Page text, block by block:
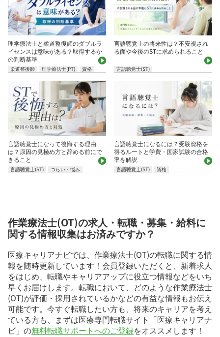
理学療法士と柔道整復師のダブルラ
イセンスは意味がある？取得するか
の判断基準
柔道整復師 理学療法士(PT) 資格
言語聴覚士の将来性は？不安視され
る面や今後のSTに求められること
言語聴覚士(ST)
言語聴覚士になって後悔する理由
は？原因の見極め方と辞める前にで
きること
言語聴覚士(ST) つらい・悩み
言語聴覚士になるには？受験資格を
得るルートと学費・国家試験の合格
率を解説
言語聴覚士(ST) 資格
作業療法士(OT)の求人・転職・募集・給料に
関する情報収集はお済みですか？
医療キャリアナビでは、作業療法士(OT)の転職に関する情
報を随時更新しています！会員登録いただくと、新着求人
をはじめ、転職やキャリアアップに役立つ情報などをいち
早くお届けします。転職において、どのような作業療法士
(OT)が評価・採用されているかなどの有益な情報もお伝え
可能です。今すぐ転職したい方も、将来のキャリアを考え
ている方も、まずは医療専門転職サイト「医療キャリアナ
ビ」の無料転職サポートへのご登録をオススメします！